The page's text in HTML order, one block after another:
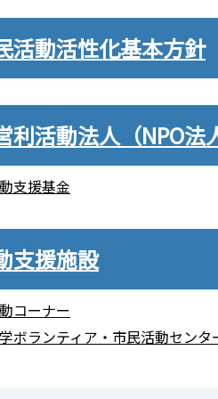
活動活性化基本方針
利活動法人（NPO法
支援基金
支援施設
コーナー
ボランティア・市民活動センタ